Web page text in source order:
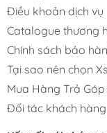
Điều khoản dịch vụ
Catalogue thương
Chính sách bảo
Tại sao nên chọn
Mua Hàng Trả Góp
Đối tác khách hàng